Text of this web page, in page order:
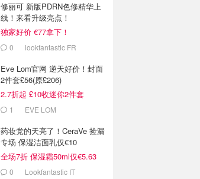
修丽可 新版PDRN色修精华上
线！来看升级亮点！
独家好价 €77拿下！
0 lookfantastic FR
Eve Lom官网 逆天好价！封面
2件套£56(原£206)
2.7折起 £10收迷你2件套
1 EVE LOM
药妆党的天亮了！CeraVe 捡漏
专场 保湿洁面乳仅€10
全场7折 保湿霜50ml仅€5.63
0 Lookfantastic IT